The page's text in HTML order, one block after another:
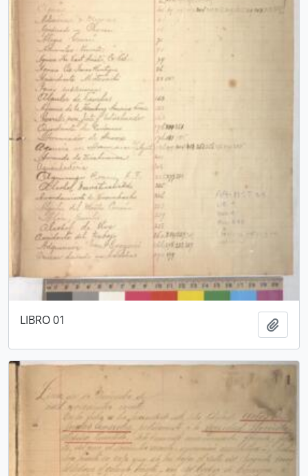
LIBRO 01